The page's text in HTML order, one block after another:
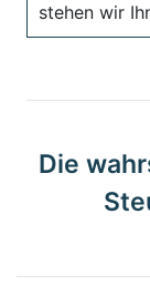
stehen wir
Die